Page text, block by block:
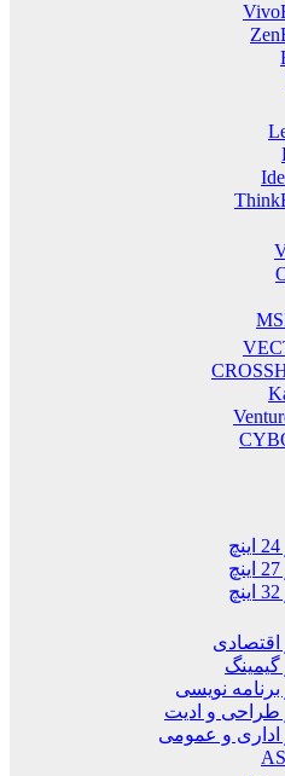
اقتصادی
گیمینگ
برنامه نویسی
طراحی و ادیت
اداری و عمومی